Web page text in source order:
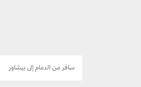
سافر من الدمام إلى بيشاور